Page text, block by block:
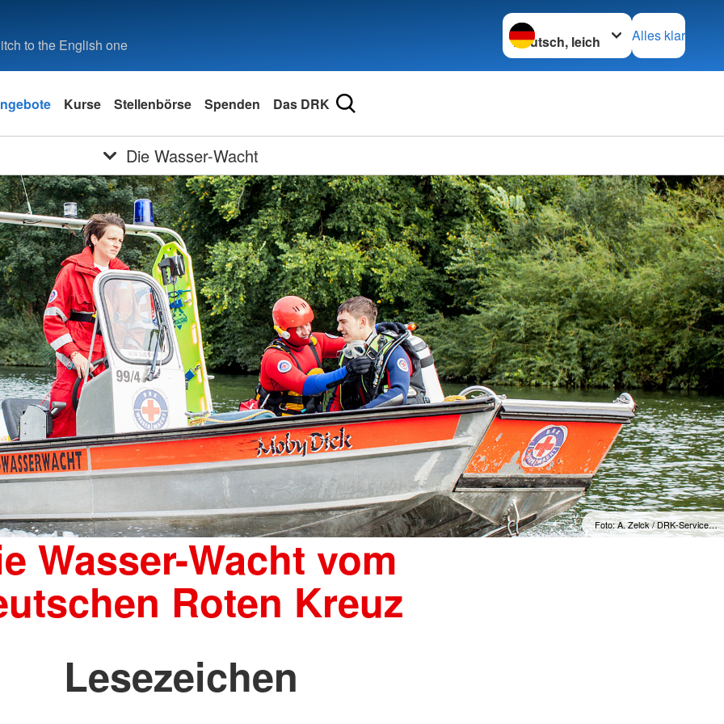
to the English one
Sprache wechseln zu
Alles klar
Kurse Stellenbörse Spenden Das DRK
Die Wasser-Wacht
Foto: A. Zelck / DRK-Service…
Wasser-Wacht vom
Roten Kreuz
Lesezeichen